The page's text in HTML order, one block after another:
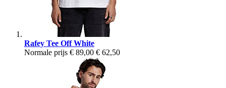
Rafey Tee Off White
Normale prijs € 89,00 € 62,50